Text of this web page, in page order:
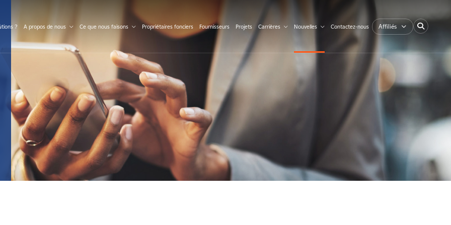
? A propos de nous Ce que nous faisons Propriétaires fonciers Fournisseurs Projets Carrières Nouvelles Contactez-nous Affiliés